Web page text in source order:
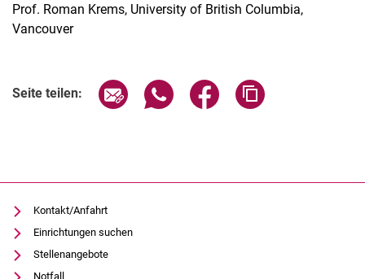
Prof. Roman Krems, University of British Columbia,
Vancouver
Seite teilen: Seite über E-Mail teilen
Seite über WhatsApp teilen
Seite über Facebook
Kontakt/Anfahrt
Einrichtungen suchen
Stellenangebote
Notfall